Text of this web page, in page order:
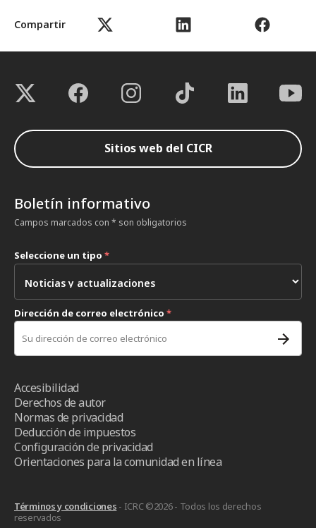
Compartir
Sitios web del CICR
Boletín informativo
Campos marcados con * son obligatorios
Seleccione un tipo *
Dirección de correo electrónico *
Accesibilidad
Derechos de autor
Normas de privacidad
Deducción de impuestos
Configuración de privacidad
Orientaciones para la comunidad en línea
Términos y condiciones - ICRC ©2026 - Todos los derechos
reservados